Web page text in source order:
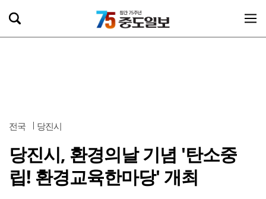
전국 당진시
당진시, 환경의날 기념 '탄소중
립! 환경교육한마당' 개최